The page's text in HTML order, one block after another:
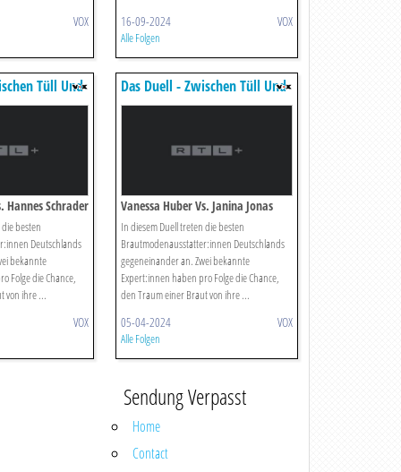
VOX 16-09-2024 VOX
Alle Folgen
Tüll Und
Hannes Schrader
besten
Deutschlands
bekannte
Folge die Chance,
von ihre ...
VOX
Das Duell - Zwischen Tüll Und
Tränen
Vanessa Huber Vs. Janina Jonas
In diesem Duell treten die besten
Brautmodenausstatter:innen Deutschlands
gegeneinander an. Zwei bekannte
Expert:innen haben pro Folge die Chance,
den Traum einer Braut von ihre ...
05-04-2024 VOX
Alle Folgen
Sendung Verpasst
Home
Contact